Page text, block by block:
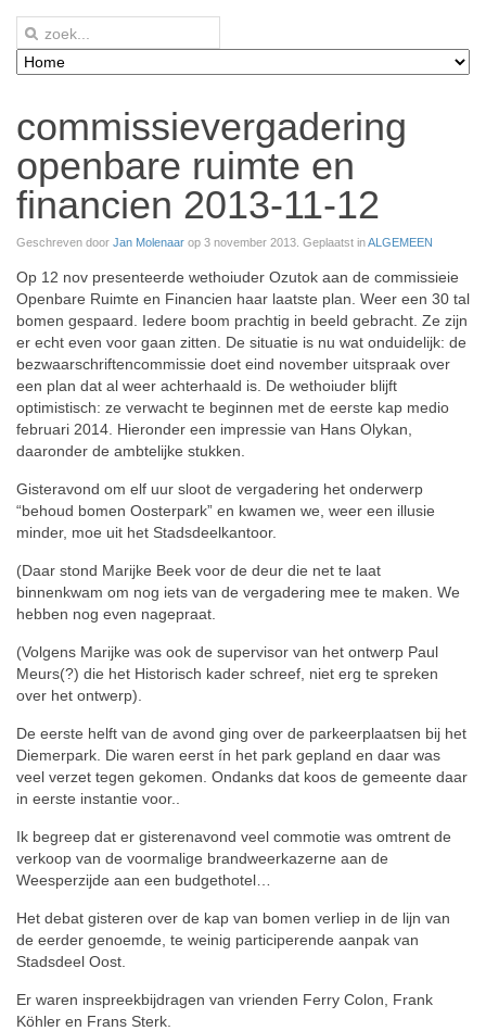
commissievergadering
openbare ruimte en
financien 2013-11-12
Geschreven door Jan Molenaar op 3 november 2013 . Geplaatst inALGEMEEN
Op 12 nov presenteerde wethoiuder Ozutok aan de commissieie
Openbare Ruimte en Financien haar laatste plan. Weer een 30 tal
bomen gespaard. Iedere boom prachtig in beeld gebracht. Ze zijn
er echt even voor gaan zitten. De situatie is nu wat onduidelijk: de
bezwaarschriftencommissie doet eind november uitspraak over
een plan dat al weer achterhaald is. De wethoiuder blijft
optimistisch: ze verwacht te beginnen met de eerste kap medio
februari 2014. Hieronder een impressie van Hans Olykan,
daaronder de ambtelijke stukken.
Gisteravond om elf uur sloot de vergadering het onderwerp
“behoud bomen Oosterpark” en kwamen we, weer een illusie
minder, moe uit het Stadsdeelkantoor.
(Daar stond Marijke Beek voor de deur die net te laat
binnenkwam om nog iets van de vergadering mee te maken. We
hebben nog even nagepraat.
(Volgens Marijke was ook de supervisor van het ontwerp Paul
Meurs(?) die het Historisch kader schreef, niet erg te spreken
over het ontwerp).
De eerste helft van de avond ging over de parkeerplaatsen bij het
Diemerpark. Die waren eerst ín het park gepland en daar was
veel verzet tegen gekomen. Ondanks dat koos de gemeente daar
in eerste instantie voor..
Ik begreep dat er gisterenavond veel commotie was omtrent de
verkoop van de voormalige brandweerkazerne aan de
Weesperzijde aan een budgethotel…
Het debat gisteren over de kap van bomen verliep in de lijn van
de eerder genoemde, te weinig participerende aanpak van
Stadsdeel Oost.
Er waren inspreekbijdragen van vrienden Ferry Colon, Frank
Köhler en Frans Sterk.